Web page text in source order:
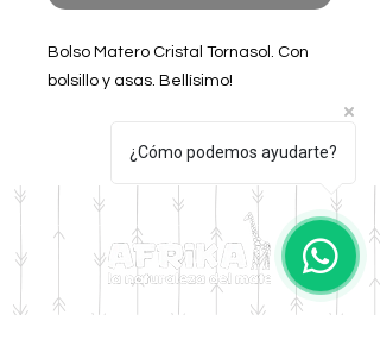
Bolso Matero Cristal Tornasol. Con
bolsillo y asas. Bellísimo!
¿Cómo podemos ayudarte?